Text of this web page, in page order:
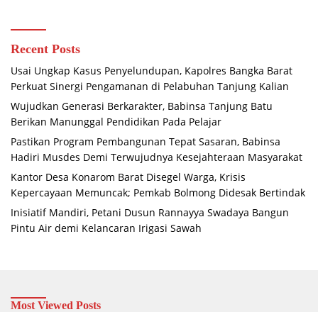
Recent Posts
Usai Ungkap Kasus Penyelundupan, Kapolres Bangka Barat
Perkuat Sinergi Pengamanan di Pelabuhan Tanjung Kalian
Wujudkan Generasi Berkarakter, Babinsa Tanjung Batu
Berikan Manunggal Pendidikan Pada Pelajar
Pastikan Program Pembangunan Tepat Sasaran, Babinsa
Hadiri Musdes Demi Terwujudnya Kesejahteraan Masyarakat
Kantor Desa Konarom Barat Disegel Warga, Krisis
Kepercayaan Memuncak; Pemkab Bolmong Didesak Bertindak
Inisiatif Mandiri, Petani Dusun Rannayya Swadaya Bangun
Pintu Air demi Kelancaran Irigasi Sawah
Most Viewed Posts